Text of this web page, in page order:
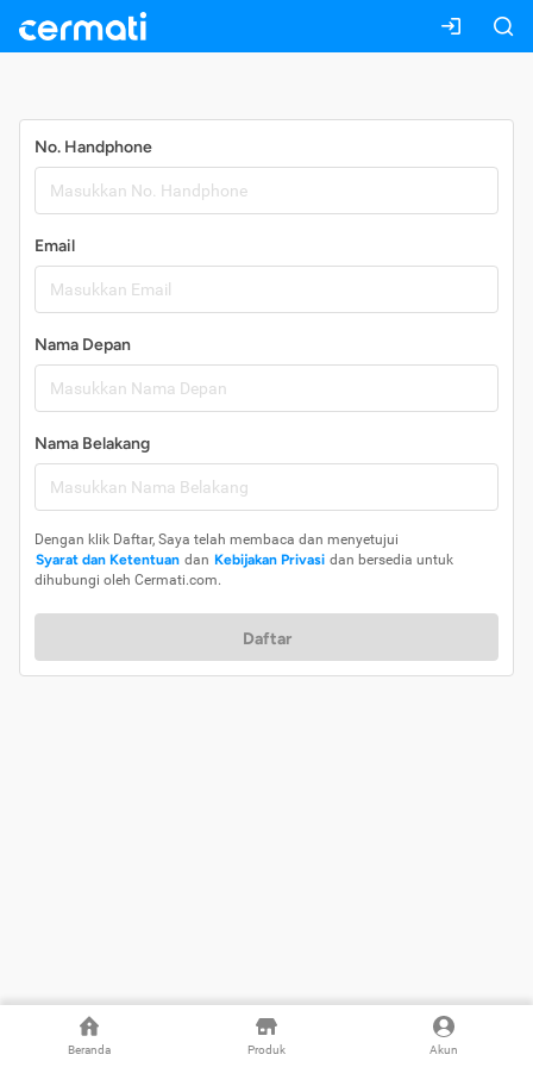
Beranda Produk Akun
No. Handphone
Email
Nama Depan
Nama Belakang
Dengan klik Daftar, Saya telah membaca dan menyetujui
Syarat dan Ketentuan dan Kebijakan Privasi dan bersedia untuk
dihubungi oleh Cermati.com.
Daftar